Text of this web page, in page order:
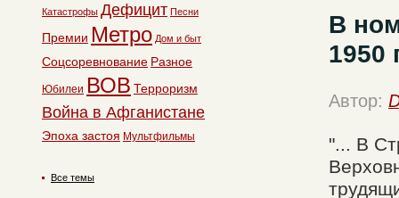
В
1950
Автор:
"... В
Катастрофы Дефицит Песни
Премии Метро Дом и быт
Соцсоревнование Разное
Юбилеи ВОВ Терроризм
Война в Афганистане
Эпоха застоя Мультфильмы
Все темы